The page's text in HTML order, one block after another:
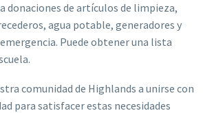
donaciones de artículos de limpieza,
agua potable, generadores y
Puede obtener una lista
comunidad de Highlands a unirse con
para satisfacer estas necesidades